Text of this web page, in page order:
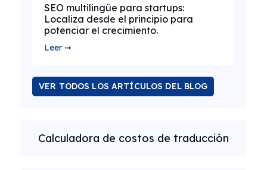
SEO multilingüe para startups:
Localiza desde el principio para
potenciar el crecimiento.
Leer ➞
VER TODOS LOS ARTÍCULOS DEL BLOG
Calculadora de costos de traducción